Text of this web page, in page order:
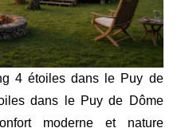
4 étoiles dans le Puy de
dans le Puy de Dôme
moderne et nature